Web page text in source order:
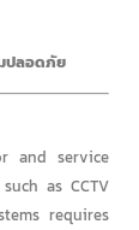
ปลอดภัย
and service
as CCTV
requires